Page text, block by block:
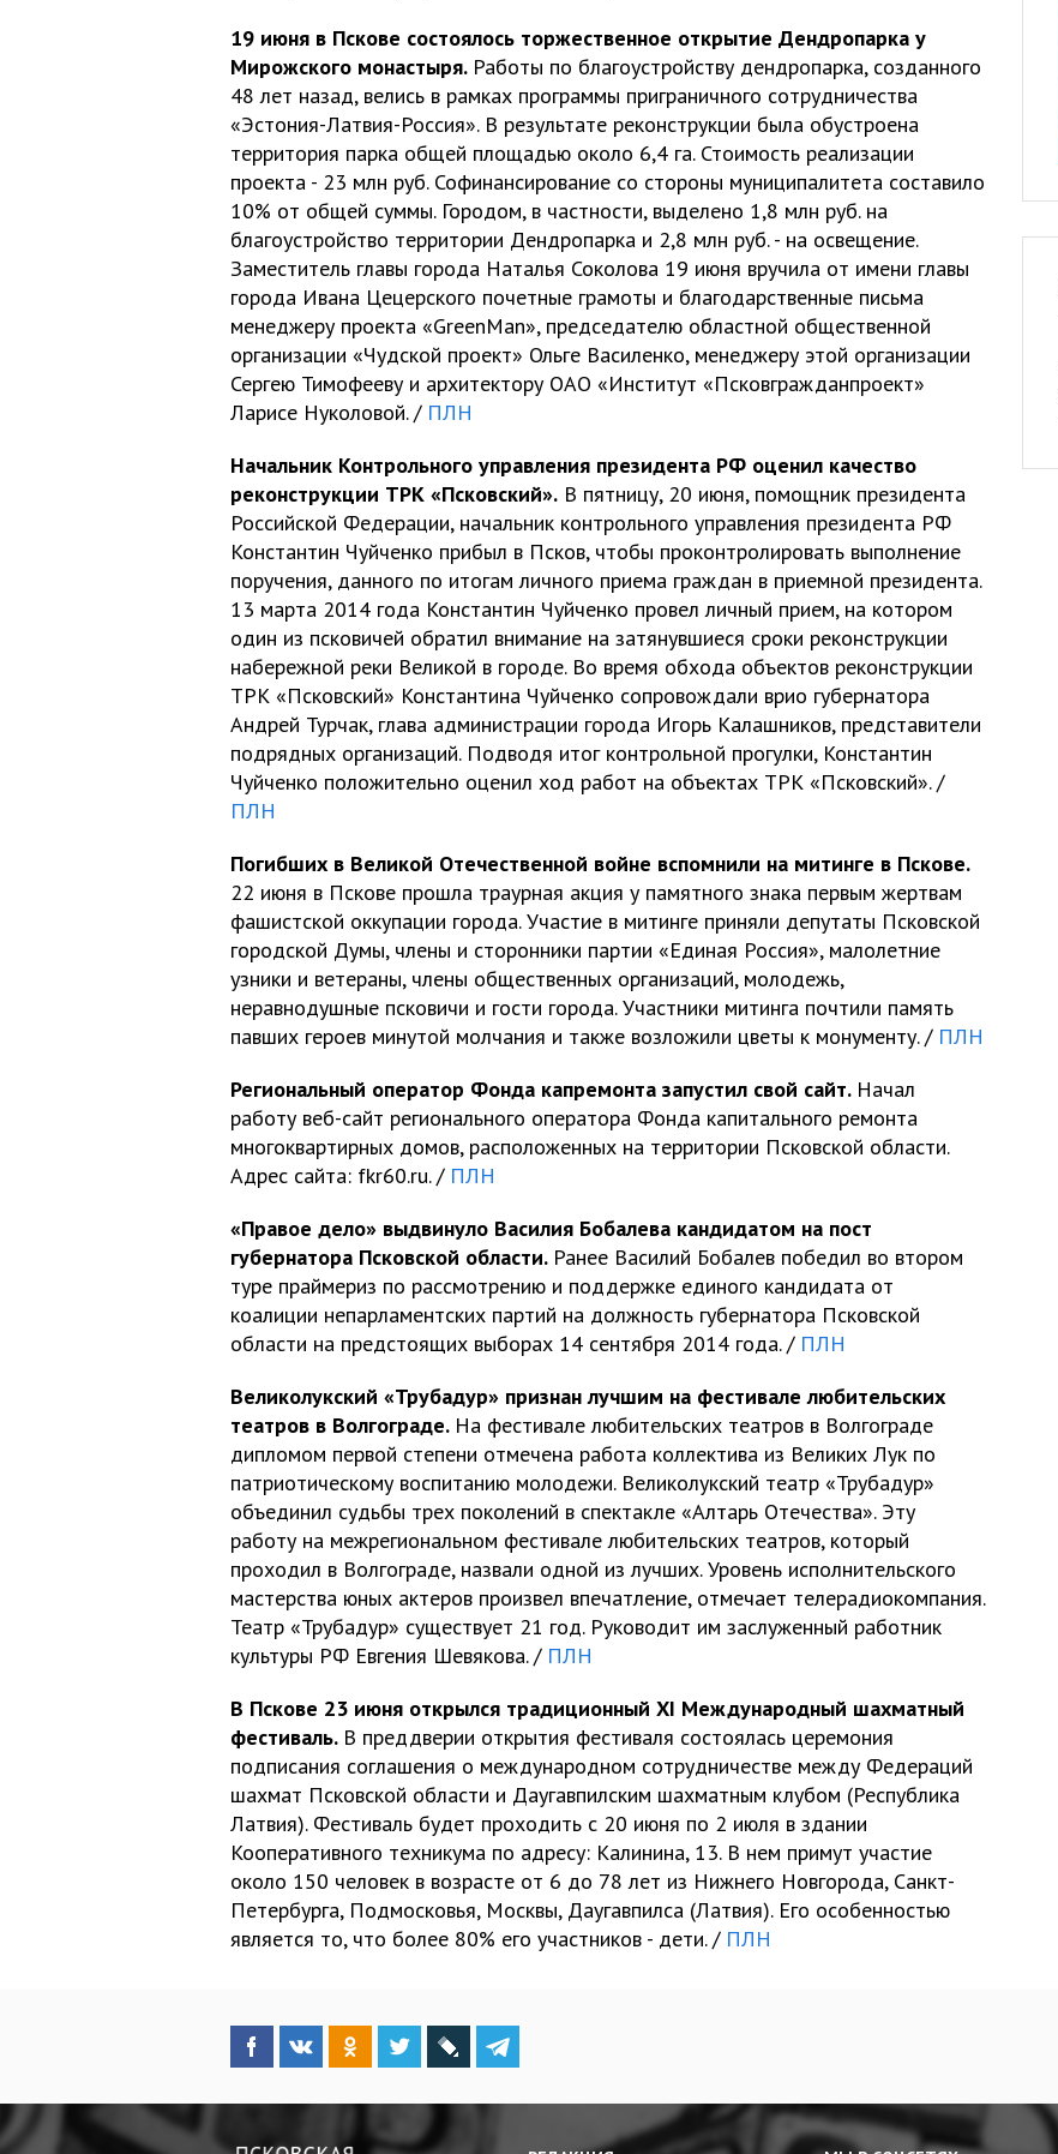
19 июня в Пскове состоялось торжественное открытие Дендропарка у
Мирожского монастыря. Работы по благоустройству дендропарка, созданного
48 лет назад, велись в рамках программы приграничного сотрудничества
«Эстония-Латвия-Россия». В результате реконструкции была обустроена
территория парка общей площадью около 6,4 га. Стоимость реализации
проекта - 23 млн руб. Софинансирование со стороны муниципалитета составило
10% от общей суммы. Городом, в частности, выделено 1,8 млн руб. на
благоустройство территории Дендропарка и 2,8 млн руб. - на освещение.
Заместитель главы города Наталья Соколова 19 июня вручила от имени главы
города Ивана Цецерского почетные грамоты и благодарственные письма
менеджеру проекта «GreenMan», председателю областной общественной
организации «Чудской проект» Ольге Василенко, менеджеру этой организации
Сергею Тимофееву и архитектору ОАО «Институт «Псковгражданпроект»
Ларисе Нуколовой. / ПЛН
Начальник Контрольного управления президента РФ оценил качество
реконструкции ТРК «Псковский». В пятницу, 20 июня, помощник президента
Российской Федерации, начальник контрольного управления президента РФ
Константин Чуйченко прибыл в Псков, чтобы проконтролировать выполнение
поручения, данного по итогам личного приема граждан в приемной президента.
13 марта 2014 года Константин Чуйченко провел личный прием, на котором
один из псковичей обратил внимание на затянувшиеся сроки реконструкции
набережной реки Великой в городе. Во время обхода объектов реконструкции
ТРК «Псковский» Константина Чуйченко сопровождали врио губернатора
Андрей Турчак, глава администрации города Игорь Калашников, представители
подрядных организаций. Подводя итог контрольной прогулки, Константин
Чуйченко положительно оценил ход работ на объектах ТРК «Псковский». /
ПЛН
Погибших в Великой Отечественной войне вспомнили на митинге в Пскове.
22 июня в Пскове прошла траурная акция у памятного знака первым жертвам
фашистской оккупации города. Участие в митинге приняли депутаты Псковской
городской Думы, члены и сторонники партии «Единая Россия», малолетние
узники и ветераны, члены общественных организаций, молодежь,
неравнодушные псковичи и гости города. Участники митинга почтили память
павших героев минутой молчания и также возложили цветы к монументу. / ПЛН
Региональный оператор Фонда капремонта запустил свой сайт. Начал
работу веб-сайт регионального оператора Фонда капитального ремонта
многоквартирных домов, расположенных на территории Псковской области.
Адрес сайта: fkr60.ru. / ПЛН
«Правое дело» выдвинуло Василия Бобалева кандидатом на пост
губернатора Псковской области. Ранее Василий Бобалев победил во втором
туре праймериз по рассмотрению и поддержке единого кандидата от
коалиции непарламентских партий на должность губернатора Псковской
области на предстоящих выборах 14 сентября 2014 года. / ПЛН
Великолукский «Трубадур» признан лучшим на фестивале любительских
театров в Волгограде. На фестивале любительских театров в Волгограде
дипломом первой степени отмечена работа коллектива из Великих Лук по
патриотическому воспитанию молодежи. Великолукский театр «Трубадур»
объединил судьбы трех поколений в спектакле «Алтарь Отечества». Эту
работу на межрегиональном фестивале любительских театров, который
проходил в Волгограде, назвали одной из лучших. Уровень исполнительского
мастерства юных актеров произвел впечатление, отмечает телерадиокомпания.
Театр «Трубадур» существует 21 год. Руководит им заслуженный работник
культуры РФ Евгения Шевякова. / ПЛН
В Пскове 23 июня открылся традиционный XI Международный шахматный
фестиваль. В преддверии открытия фестиваля состоялась церемония
подписания соглашения о международном сотрудничестве между Федераций
шахмат Псковской области и Даугавпилским шахматным клубом (Республика
Латвия). Фестиваль будет проходить с 20 июня по 2 июля в здании
Кооперативного техникума по адресу: Калинина, 13. В нем примут участие
около 150 человек в возрасте от 6 до 78 лет из Нижнего Новгорода, Санкт-
Петербурга, Подмосковья, Москвы, Даугавпилса (Латвия). Его особенностью
является то, что более 80% его участников - дети. / ПЛН